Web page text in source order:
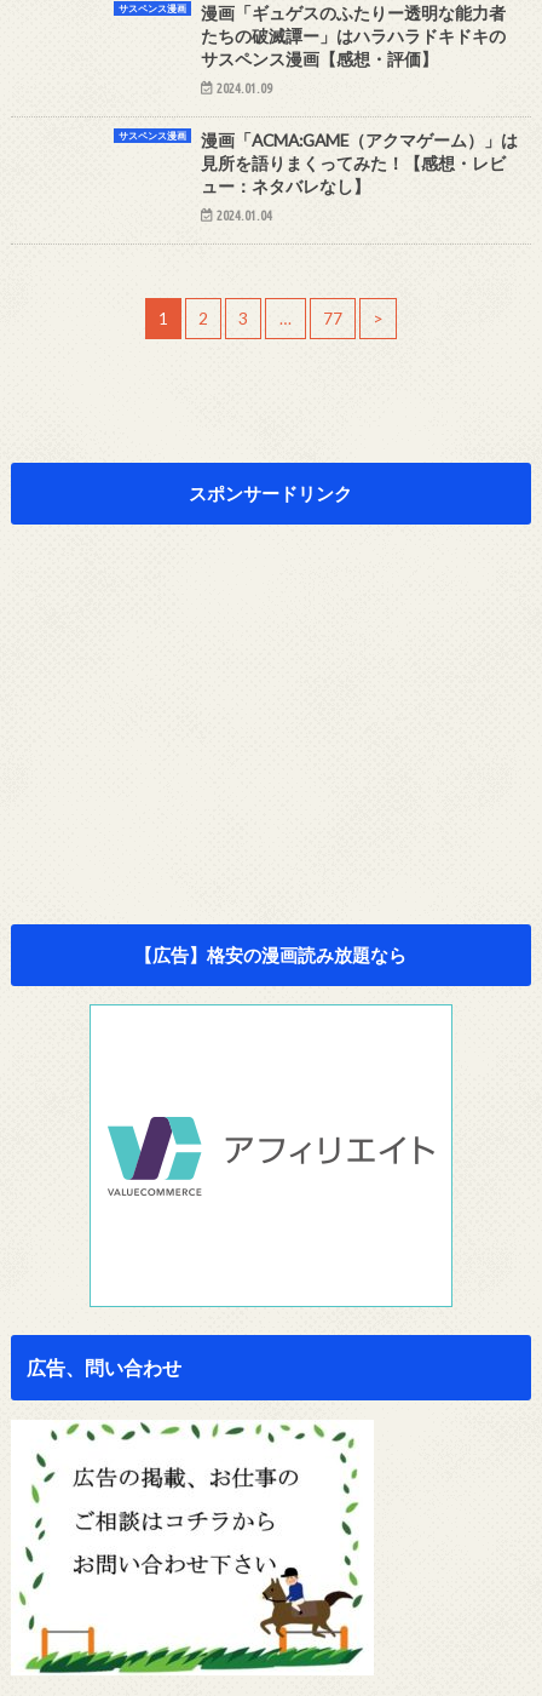
サスペンス漫画
漫画「ギュゲスのふたりー透明な能力者
たちの破滅譚ー」はハラハラドキドキの
サスペンス漫画【感想・評価】
2024.01.09
サスペンス漫画
漫画「ACMA:GAME（アクマゲーム）」は
見所を語りまくってみた！【感想・レビ
ュー：ネタバレなし】
2024.01.04
1 2 3 … 77 >
スポンサードリンク
【広告】格安の漫画読み放題なら
広告、問い合わせ